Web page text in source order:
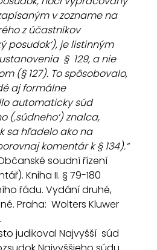
v zozname na
z účastníkov
posudok‘), je listinným
§  129, a nie
(§ 127). To spôsobovalo,
aj formálne
automaticky súd
(‚súdneho‘) znalca,
sa hľadelo ako na
komentár k § 134).“
soudní řízení
Kniha II. § 79-180
řádu. Vydání druhé,
Praha:  Wolters Kluwer
judikoval Najvyšší  súd